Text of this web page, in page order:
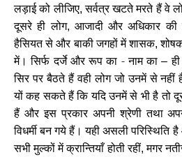
लड़ाई को लीजिए,सर्वत्र खटते मरते हैं वे
दूसरे ही लोग, आजादी और अधिकार
हैसियत से और बाकी जगहों में शासक,
में। सिर्फ दर्जे और रूप का - नाम का–
सिर पर बैठते हैं वही लोग जो उनमें से नहीं
यों कह सकते हैं कि यदि उनमें से भी है तो
हैं और इस प्रकार अपनी श्रेणी तथा
विधर्मी बन गये हैं। यही असली
सभी मुल्कों में क्रान्तियाँ होती रहीं,मगर